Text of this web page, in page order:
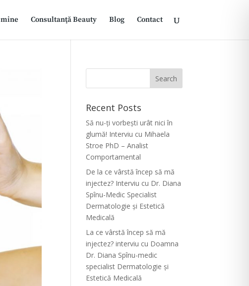
Consultanţă Beauty Blog Contact
Recent Posts
Să nu-ți vorbești urât nici în
glumă! Interviu cu Mihaela
Stroe PhD – Analist
Comportamental
De la ce vârstă încep să mă
injectez? Interviu cu Dr. Diana
Spînu-Medic Specialist
Dermatologie și Estetică
Medicală
La ce vârstă încep să mă
injectez? interviu cu Doamna
Dr. Diana Spînu-medic
specialist Dermatologie și
Estetică Medicală